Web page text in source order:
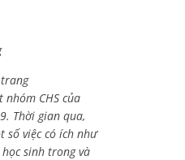
CHS của
Thời gian qua,
số việc có ích như
sinh trong và